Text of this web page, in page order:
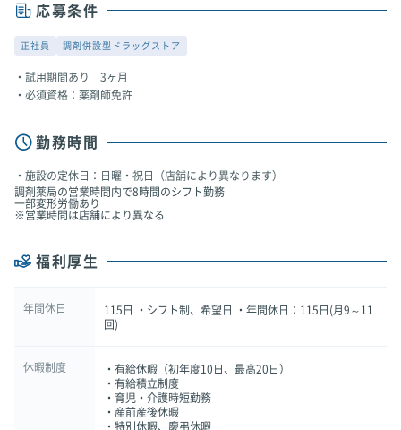
応募条件
正社員 調剤併設型ドラッグストア
試用期間あり 3ヶ月
必須資格：薬剤師免許
勤務時間
施設の定休日：日曜・祝日（店舗により異なります）
調剤薬局の営業時間内で8時間のシフト勤務
一部変形労働あり
※営業時間は店舗により異なる
福利厚生
年間休日
115日 ・シフト制、希望日 ・年間休日：115日(月9～11
回)
休暇制度
・有給休暇（初年度10日、最高20日）
・有給積立制度
・育児・介護時短勤務
・産前産後休暇
・特別休暇、慶弔休暇